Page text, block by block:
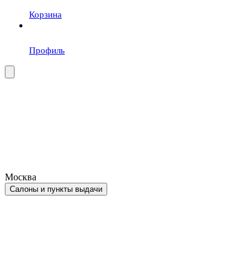
Корзина
Профиль
Москва
Салоны и пункты выдачи